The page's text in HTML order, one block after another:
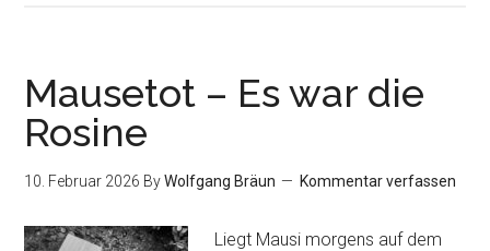
Mausetot – Es war die
Rosine
10. Februar 2026 ByWolfgang Bräun Kommentar verfassen
Liegt Mausi morgens auf dem